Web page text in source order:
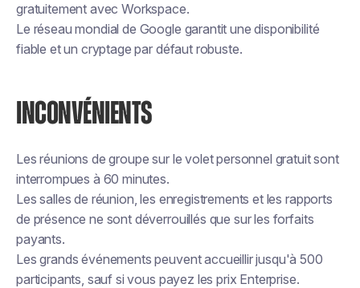
gratuitement avec Workspace.
Le réseau mondial de Google garantit une disponibilité
fiable et un cryptage par défaut robuste.
INCONVÉNIENTS
Les réunions de groupe sur le volet personnel gratuit sont
interrompues à 60 minutes.
Les salles de réunion, les enregistrements et les rapports
de présence ne sont déverrouillés que sur les forfaits
payants.
Les grands événements peuvent accueillir jusqu'à 500
participants, sauf si vous payez les prix Enterprise.